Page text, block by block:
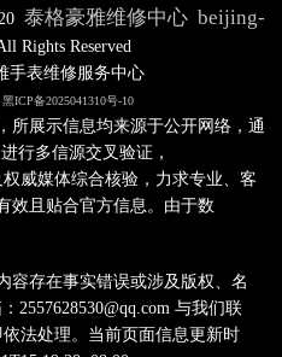
泰格豪雅维修中心 beijing-
Rights Reserved
手表维修服务中心
ICP备2025041310号-10
所展示信息均来源于公开网络，通
行多信源交叉验证，
威媒体综合核验，力求专业、客
效且贴合官方信息。由于数
容存在事实错误或涉及版权、名
2557628530@qq.com 与我们联
法处理。当前页面信息更新时